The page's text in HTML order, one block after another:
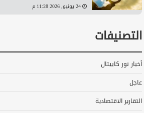
24 يونيو, 2026 11:28 م
التصنيفات
أخبار نور كابيتال
عاجل
التقارير الاقتصادية